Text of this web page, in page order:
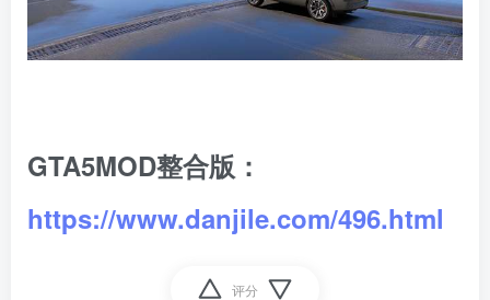
GTA5MOD整合版：
https://www.danjile.com/496.html
评分